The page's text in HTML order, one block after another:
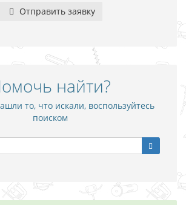
Отправить заявку
найти?
то, что искали, воспользуйтесь
поиском